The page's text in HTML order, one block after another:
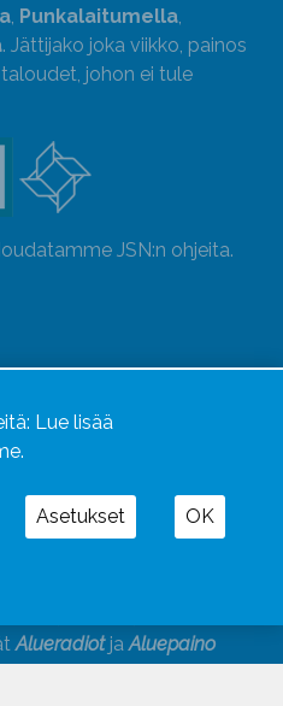
, Punkalaitumella,
. Jättijako joka viikko, painos
johon ei tule
JSN:n ohjeita.
AlueradiotjaAluepaino
Lue lisää
Asetukset OK